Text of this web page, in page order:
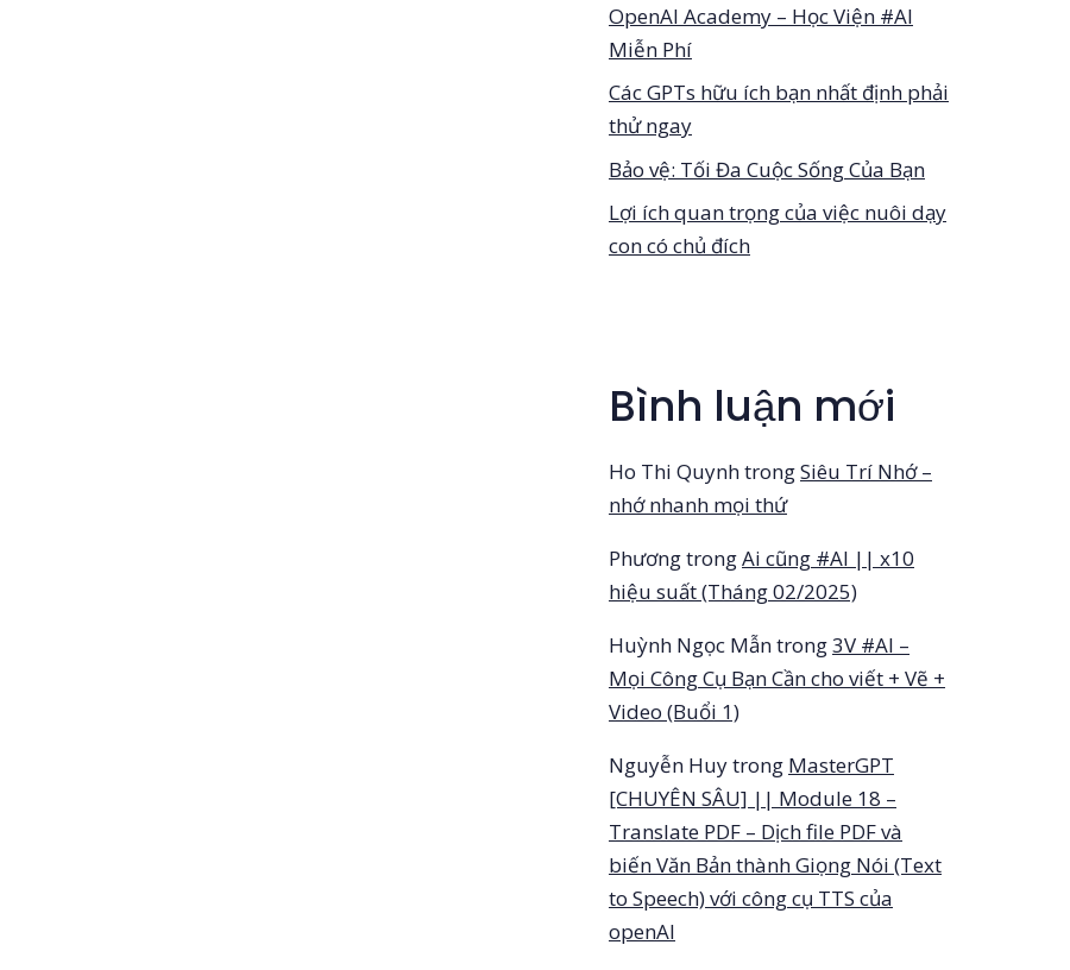
OpenAI Academy – Học Viện #AI
Miễn Phí
Các GPTs hữu ích bạn nhất định phải
thử ngay
Bảo vệ: Tối Đa Cuộc Sống Của Bạn
Lợi ích quan trọng của việc nuôi dạy
con có chủ đích
Bình luận mới
Ho Thi QuynhtrongSiêu Trí Nhớ –
nhớ nhanh mọi thứ
PhươngtrongAi cũng #AI || x10
hiệu suất (Tháng 02/2025)
Huỳnh Ngọc Mẫntrong3V #AI –
Mọi Công Cụ Bạn Cần cho viết + Vẽ +
Video (Buổi 1)
Nguyễn Huytrong MasterGPT
[CHUYÊN SÂU] || Module 18 –
Translate PDF – Dịch file PDF và
biến Văn Bản thành Giọng Nói (Text
to Speech) với công cụ TTS của
openAI